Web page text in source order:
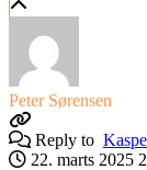
Peter Sørensen
Reply to
22. marts 2025